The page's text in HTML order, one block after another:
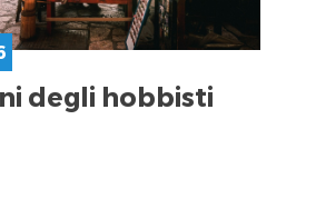
degli hobbisti